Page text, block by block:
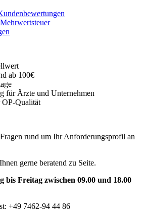
ab 100€
für Ärzte und Unternehmen
OP-Qualität
rund um Ihr Anforderungsprofil an
gerne beratend zu Seite.
bis Freitag zwischen 09.00 und 18.00
+49 7462-94 44 86